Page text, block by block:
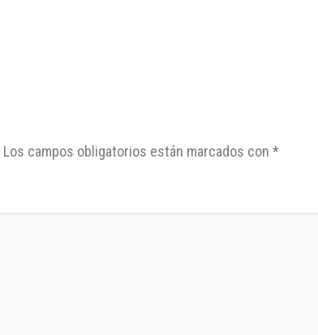
Los campos obligatorios están marcados con*